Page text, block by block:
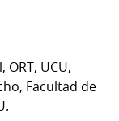
ORT, UCU,
Facultad de